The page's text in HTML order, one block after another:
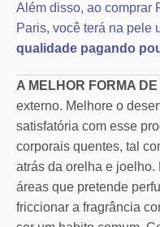
Além disso, ao comprar
Paris, você terá na pele
qualidade pagando
A MELHOR FORMA
externo. Melhore o
satisfatória com esse
corporais quentes, tal
atrás da orelha e joelho.
áreas que pretende
friccionar a fragrância